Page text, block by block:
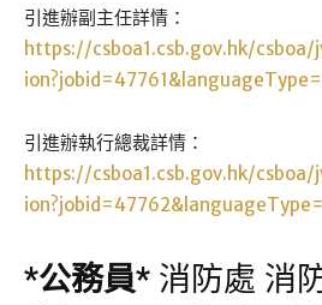
引進辦副主任詳情：
https://csboa1.csb.gov.hk/
引進辦執行總裁詳情：
https://csboa1.csb.gov.hk/
*公務員* 消防處 消